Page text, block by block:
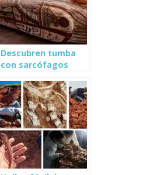
Descubren tumba
con sarcófagos
Saqqara, Egipto